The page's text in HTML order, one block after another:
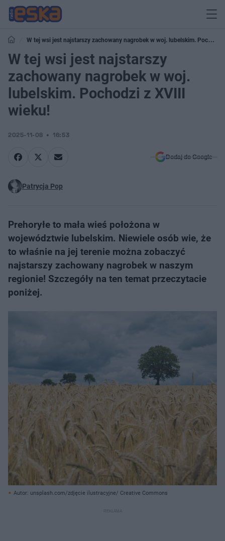
W tej wsi jest najstarszy zachowany nagrobek w woj. lubelskim. Pochodzi
z XVIII wieku!
W tej wsi jest najstarszy
zachowany nagrobek w woj.
lubelskim. Pochodzi z XVIII
wieku!
2025-11-08 16:53
Dodaj do Google
Patrycja Pop
Prehoryłe to mała wieś położona w
województwie lubelskim. Niewiele osób wie, że
to właśnie na jej terenie można zobaczyć
najstarszy zachowany nagrobek w naszym
regionie! Szczegóły na ten temat przeczytacie
poniżej.
Autor: unsplash.com/zdjęcie ilustracyjne/ Creative Commons